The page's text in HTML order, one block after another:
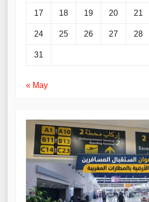
17 18 19 20 21
24 25 26 27 28
31
« May